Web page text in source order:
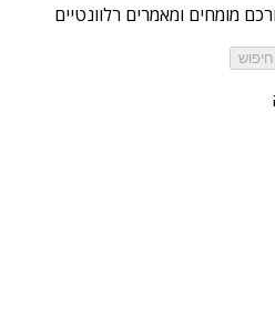
מומחים ומאמרים רלוונטיים
חיפוש